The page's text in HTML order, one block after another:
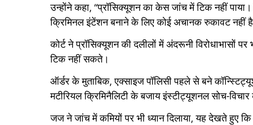
उन्होंने कहा, “प्रॉसिक्यूशन का केस जांच में टिक नहीं
क्रिमिनल इंटेंशन बनाने के लिए कोई अचानक रुकावट नहीं
कोर्ट ने प्रॉसिक्यूशन की दलीलों में अंदरूनी विरोधाभासों
टिक नहीं सकते।
ऑर्डर के मुताबिक, एक्साइज पॉलिसी पहले से बने
मटीरियल क्रिमिनैलिटी के बजाय इंस्टीट्यूशनल सोच-
जज ने जांच में कमियों पर भी ध्यान दिलाया, यह देखते हुए